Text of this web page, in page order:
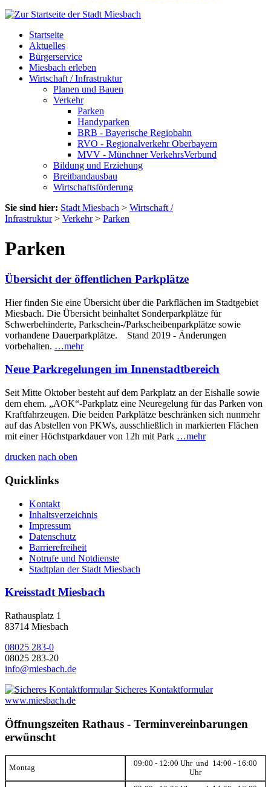
Startseite
Aktuelles
Bürgerservice
Miesbach erleben
Wirtschaft / Infrastruktur
Planen und Bauen
Verkehr
Parken
Handyparken
BRB - Bayerische Regiobahn
RVO - Regionalverkehr Oberbayern
MVV - Münchner VerkehrsVerbund
Bildung und Erziehung
Breitbandausbau
Wirtschaftsförderung
Sie sind hier: Stadt Miesbach > Wirtschaft /
Infrastruktur> Verkehr> Parken
Parken
Übersicht der öffentlichen Parkplätze
Hier finden Sie eine Übersicht über die Parkflächen im Stadtgebiet
Miesbach. Die Übersicht beinhaltet Sonderparkplätze für
Schwerbehinderte, Parkschein-/Parkscheibenparkplätze sowie
vorhandene Dauerparkplätze. Stand 2019 - Änderungen
vorbehalten. …mehr
Neue Parkregelungen im Innenstadtbereich
Seit Mitte Oktober besteht auf dem Parkplatz an der Eishalle sowie
dem ehem. „AOK“-Parkplatz eine Neuregelung für das Parken von
Kraftfahrzeugen. Die beiden Parkplätze beschränken sich nunmehr
auf das Abstellen von PKWs, ausschließlich in markierten Flächen
mit einer Höchstparkdauer von 12h mit Park …mehr
drucken nach oben
Quicklinks
Kontakt
Inhaltsverzeichnis
Impressum
Datenschutz
Barrierefreiheit
Notrufe und Notdienste
Stadtplan der Stadt Miesbach
Kreisstadt Miesbach
Rathausplatz 1
83714 Miesbach
08025 283-0
08025 283-20
info@miesbach.de
Sicheres Kontaktformular
www.miesbach.de
Öffnungszeiten Rathaus - Terminvereinbarungen
erwünscht
Montag
09:00 - 12:00 Uhr und 14:00 - 16:00
Uhr